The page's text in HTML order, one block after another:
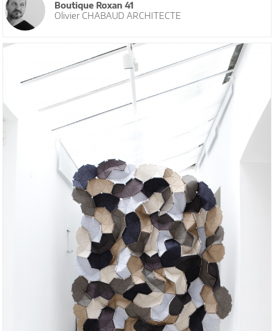
Boutique Roxan 41
Olivier CHABAUD ARCHITECTE